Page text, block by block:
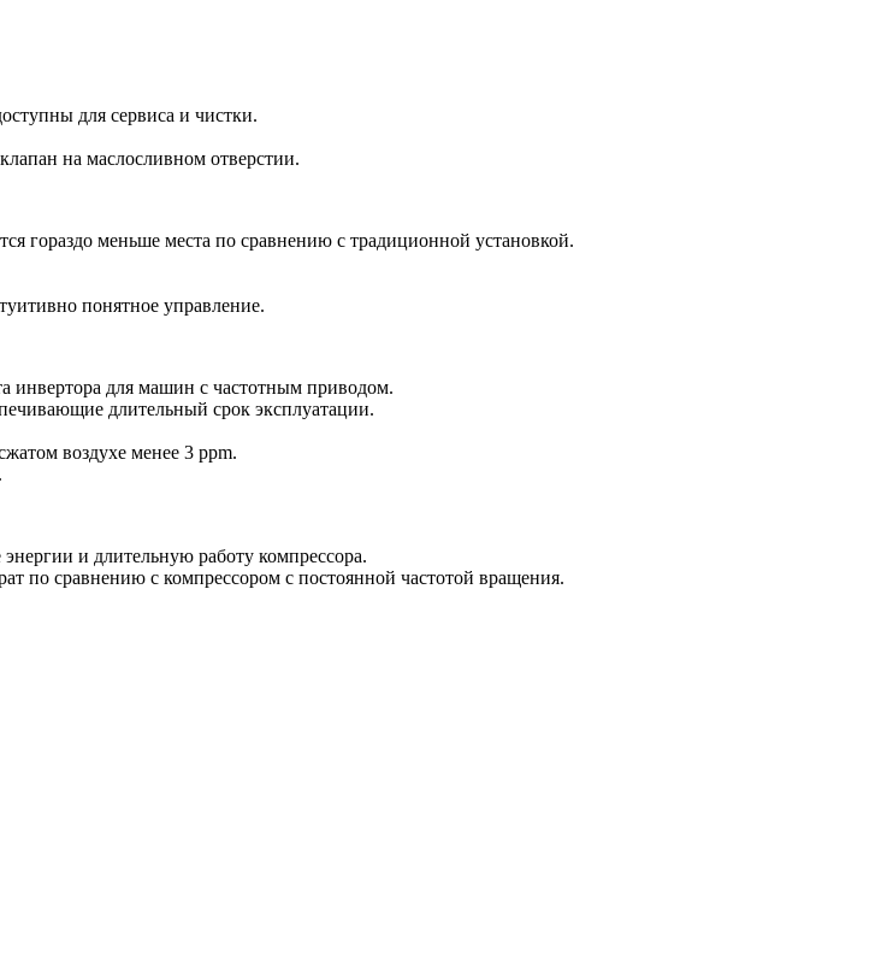
для сервиса и чистки.
на маслосливном отверстии.
гораздо меньше места по сравнению с традиционной установкой.
понятное управление.
инвертора для машин с частотным приводом.
длительный срок эксплуатации.
воздухе менее 3 ppm.
и длительную работу компрессора.
по сравнению с компрессором с постоянной частотой вращения.